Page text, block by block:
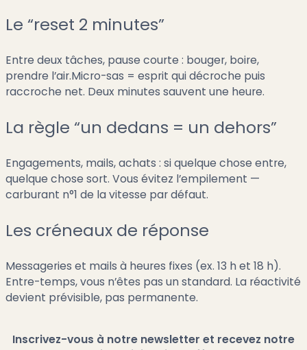
Le “reset 2 minutes”
Entre deux tâches, pause courte : bouger, boire,
prendre l’air.Micro-sas = esprit qui décroche puis
raccroche net. Deux minutes sauvent une heure.
La règle “un dedans = un dehors”
Engagements, mails, achats : si quelque chose entre,
quelque chose sort. Vous évitez l’empilement —
carburant n°1 de la vitesse par défaut.
Les créneaux de réponse
Messageries et mails à heures fixes (ex. 13 h et 18 h).
Entre-temps, vous n’êtes pas un standard. La réactivité
devient prévisible, pas permanente.
Inscrivez-vous à notre newsletter et recevez notre